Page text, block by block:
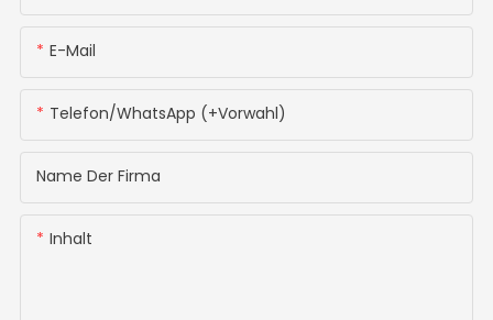
E-Mail
Telefon/WhatsApp (+Vorwahl)
Name Der Firma
Inhalt